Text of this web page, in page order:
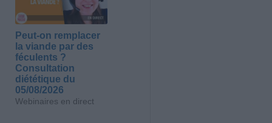
Peut-on remplacer
la viande par des
féculents ?
Consultation
diététique du
05/08/2026
Webinaires en direct